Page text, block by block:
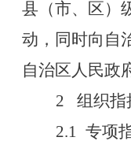
县（市、区）
动，同时向自
自治区人民政
2
组织指
2.1 专项